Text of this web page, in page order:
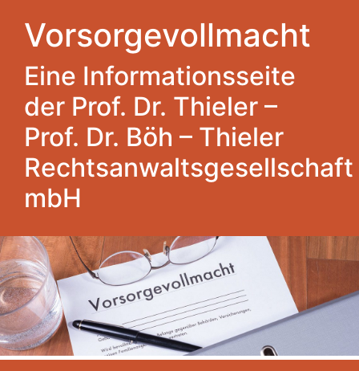
Vorsorgevollmacht
Eine Informationsseite
der Prof. Dr. Thieler –
Prof. Dr. Böh – Thieler
Rechtsanwaltsgesellschaft
mbH